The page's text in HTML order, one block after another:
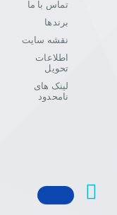
تماس با ما
برندها
نقشه سایت
اطلاعات
تحویل
لینک های
نامحدود